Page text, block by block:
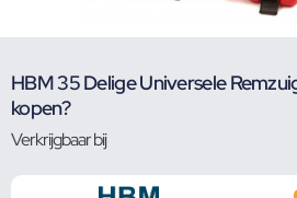
HBM 35 Delige Universele
kopen?
Verkrijgbaar bij